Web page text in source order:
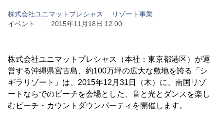
株式会社ユニマットプレシャス リゾート事業
イベント
2015年11月18日 12:00
株式会社ユニマットプレシャス（本社：東京都港区）が運
営する沖縄県宮古島、約100万坪の広大な敷地を誇る「シ
ギラリゾート」は、2015年12月31日（木）に、南国リゾ
ートならでのビーチを会場とした、音と光とダンスを楽し
むビーチ・カウントダウンパーティを開催します。